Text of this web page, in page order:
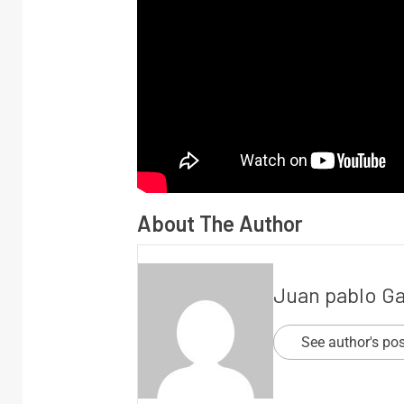
About The Author
Juan pablo
See author's